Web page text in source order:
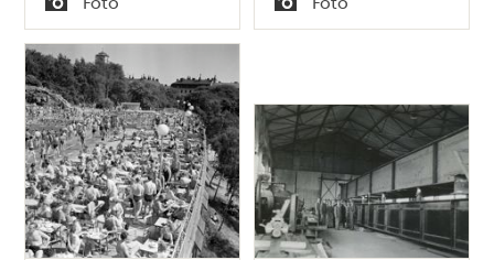
50% av flickorna
och 90% av
pojkarna kunde
simma 50 meter
Typ Typ